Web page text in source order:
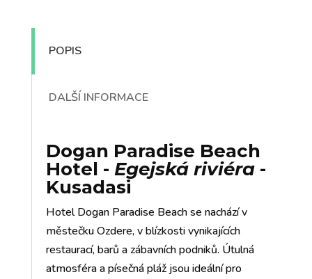
POPIS
DALŠÍ INFORMACE
Dogan Paradise Beach
Hotel - Egejská riviéra-
Kusadasi
Hotel Dogan Paradise Beach se nachází v
městečku Ozdere, v blízkosti vynikajících
restaurací, barů a zábavních podniků. Útulná
atmosféra a písečná pláž jsou ideální pro